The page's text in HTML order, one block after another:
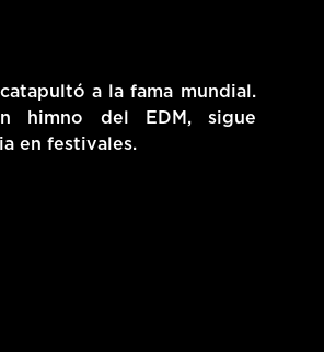
a la fama mundial.
himno del EDM, sigue
en festivales.